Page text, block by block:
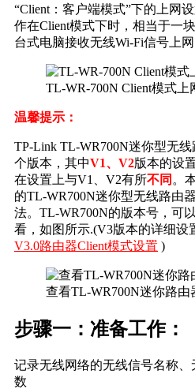
“Client：客户端模式”下的上网
作在Client模式下时，相当于一
台式电脑接收无线Wi-Fi信号上网
TL-WR-700N Client模式上
温馨提示：
TP-Link TL-WR700N迷你型无
个版本，其中V1、V2版本的设
在设置上与V1、V2有所不同 。
的TL-WR700N迷你型无线路由
法。TL-WR700N的版本号，可
看，如图所示.(V3版本的详细设
V3.0路由器Client模式设置 )
查看TL-WR700N迷你路由
步骤一：准备工作：
记录无线网络的无线信号名称
数